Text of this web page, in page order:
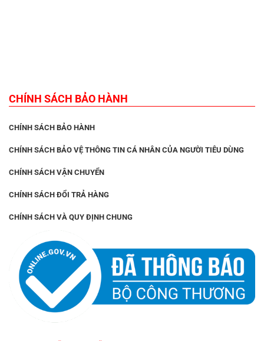
CHÍNH SÁCH BẢO HÀNH
CHÍNH SÁCH BẢO HÀNH
CHÍNH SÁCH BẢO VỆ THÔNG TIN CÁ NHÂN CỦA NGƯỜI TIÊU DÙNG
CHÍNH SÁCH VẬN CHUYỂN
CHÍNH SÁCH ĐỔI TRẢ HÀNG
CHÍNH SÁCH VÀ QUY ĐỊNH CHUNG